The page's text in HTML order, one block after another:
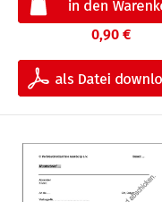
0,90 €